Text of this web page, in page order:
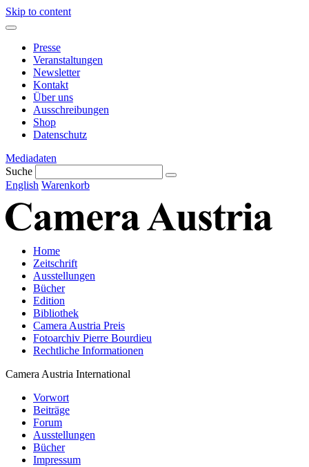
Skip to content
Presse
Veranstaltungen
Newsletter
Kontakt
Über uns
Ausschreibungen
Shop
Datenschutz
Mediadaten
Suche
English Warenkorb
Home
Zeitschrift
Ausstellungen
Bücher
Edition
Bibliothek
Camera Austria Preis
Fotoarchiv Pierre Bourdieu
Rechtliche Informationen
Camera Austria International
Vorwort
Beiträge
Forum
Ausstellungen
Bücher
Impressum